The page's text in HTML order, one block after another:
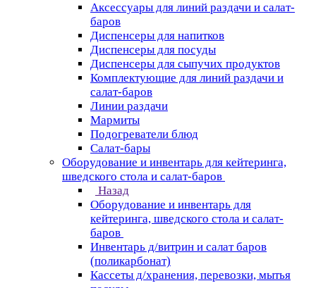
Аксессуары для линий раздачи и салат-
баров
Диспенсеры для напитков
Диспенсеры для посуды
Диспенсеры для сыпучих продуктов
Комплектующие для линий раздачи и
салат-баров
Линии раздачи
Мармиты
Подогреватели блюд
Салат-бары
Оборудование и инвентарь для кейтеринга,
шведского стола и салат-баров
Назад
Оборудование и инвентарь для
кейтеринга, шведского стола и салат-
баров
Инвентарь д/витрин и салат баров
(поликарбонат)
Кассеты д/хранения, перевозки, мытья